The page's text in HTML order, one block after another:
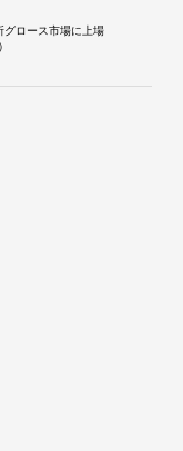
グロース市場に上場